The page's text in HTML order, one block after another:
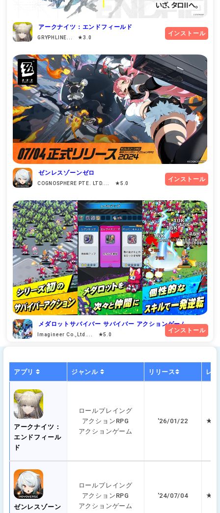
アークナイツ：エンドフィールド
GRYPHLINE... ★3.0
インストール
ゼンレスゾーンゼロ
COGNOSPHERE PTE. LTD.... ★5.0
インストール
メダロットサバイバー サバイバー アクションゲーム
Imagineer Co.,Ltd.... ★5.0
インストール
アプリ ジャンル リリース レ
アークナイツ：
エンドフィール
ド
ロールプレイング
アクションRPG
アクションゲーム
'26/01/22 ★
ゼンレスゾーン
ロールプレイング
アクションRPG
アクションゲーム
'24/07/04 ★